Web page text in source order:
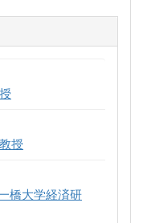
授
橋大学経済研